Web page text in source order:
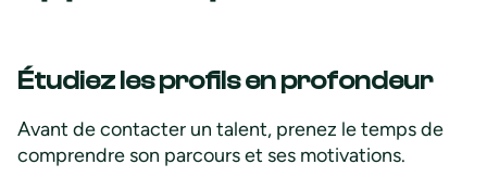
Étudiez les profils en profondeur
Avant de contacter un talent, prenez le temps de
comprendre son parcours et ses motivations.